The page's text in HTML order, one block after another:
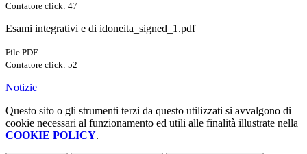
Contatore click: 47
Esami integrativi e di idoneita_signed_1.pdf
File PDF
Contatore click: 52
Notizie
Questo sito o gli strumenti terzi da questo utilizzati si avvalgono di
cookie necessari al funzionamento ed utili alle finalità illustrate nella
COOKIE POLICY.